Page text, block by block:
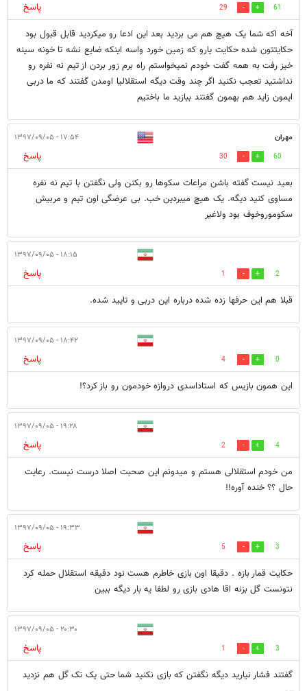
61
29
پاسخ
آخه اکه شما یک هیچ هم می بردید بعد این ادعا رو میکردید قابل قبول بود
حکایتتون شده حکایت یارو که زمین خورد واسه اینکه ضایع نشه تا خونه سینه
خیز رفت به همه گفت خودم نمیخواستم راه برم زور بردن از تیم نه نفره رو
نداشتید تعجب نکنید اگر چند وقت دیگه استقلالیا اومدن گفتند که ما دربی
ایمون زاید هم بهمون گفتند ببازید ما باختیم
مهران ۱۷:۵۴ - ۱۳۹۷/۰۹/۰۵
60
30
پاسخ
بعید نیست گفته باشن مراعات سکوها رو بکنن ولی نگفتن با تیم نه نفره
مساوی کنید دیگه. یک هیچ میبردین خب. بی عرضگی اون تیم و مربیش
سکوموروخوف بود ولاغیر
۱۸:۱۵ - ۱۳۹۷/۰۹/۰۵
2
1
پاسخ
قبلا هم این حرفها زده شده درباره این دربی و تایید شده.
۱۸:۴۲ - ۱۳۹۷/۰۹/۰۵
0
4
پاسخ
این همون بازیس که استاد‌اسدی دروازه خودمون رو باز کرد؟!
۱۹:۲۸ - ۱۳۹۷/۰۹/۰۵
4
2
پاسخ
من خودم استقلالی هستم و میدونم این صحبت اصلا درست نیست. رعایت
حال ؟؟ خنده آوره!!
۱۹:۳۳ - ۱۳۹۷/۰۹/۰۵
3
5
پاسخ
حکایت قمار بازه . دقیقا اون بازی خاطرم هست نود دقیقه استقلال حمله کرد
نتونست گل بزنه اقا هادی بازی رو لطفا یه بار دیگه ببین
۲۰:۳۰ - ۱۳۹۷/۰۹/۰۵
3
1
پاسخ
گفتند فشار نیارید دیگه نگفتن که بازی نکنید شما حتی یک تک گل هم نزدید